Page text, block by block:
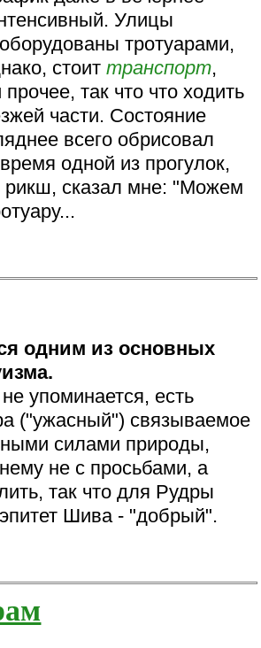
Улицы
тротуарами,
стоиттранспорт,
так что что ходить
части. Состояние
всего обрисовал
одной из прогулок,
рикш, сказал мне: "Можем
одним из основных
упоминается, есть
("ужасный") связываемое
силами природы,
не с просьбами, а
так что для Рудры
Шива - "добрый".